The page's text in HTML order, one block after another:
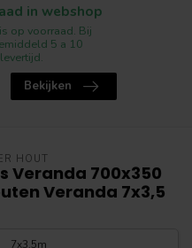
in webshop
op voorraad. Bij
5 a 10
Bekijken
HOUT
Veranda 700x350
Veranda 7x3,5
7x3,5m